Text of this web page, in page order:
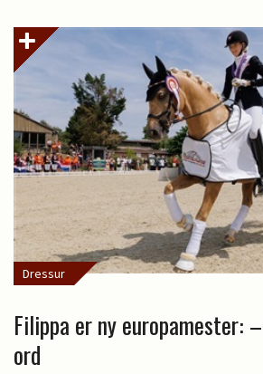
Dressur
Filippa er ny europamester:
ord